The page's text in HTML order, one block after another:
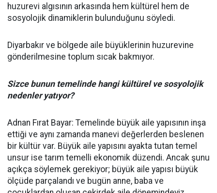
huzurevi algısının arkasında hem kültürel hem de
sosyolojik dinamiklerin bulunduğunu söyledi.
Diyarbakır ve bölgede aile büyüklerinin huzurevine
gönderilmesine toplum sıcak bakmıyor.
Sizce bunun temelinde hangi kültürel ve sosyolojik
nedenler yatıyor?
Adnan Fırat Bayar: Temelinde büyük aile yapısının inşa
ettiği ve aynı zamanda manevi değerlerden beslenen
bir kültür var. Büyük aile yapısını ayakta tutan temel
unsur ise tarım temelli ekonomik düzendi. Ancak şunu
açıkça söylemek gerekiyor; büyük aile yapısı büyük
ölçüde parçalandı ve bugün anne, baba ve